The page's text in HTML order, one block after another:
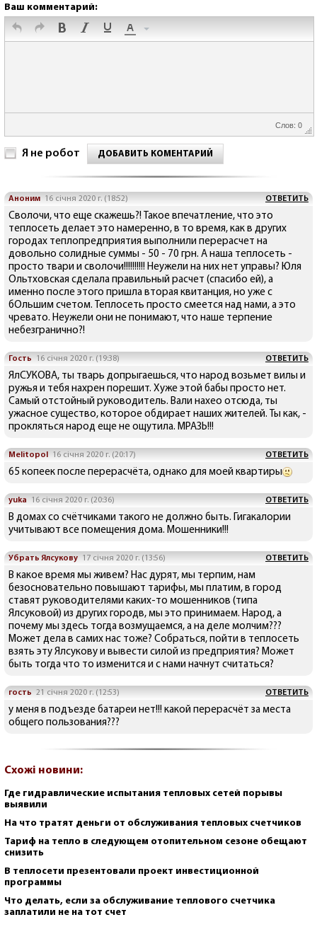
Ваш комментарий:
Слов: 0
Я не робот ДОБАВИТЬ КОМЕНТАРИЙ
Аноним 16 січня 2020 г. (18:52) ОТВЕТИТЬ
Сволочи, что еще скажешь?! Такое впечатление, что это
теплосеть делает это намеренно, в то время, как в других
городах теплопредприятия выполнили перерасчет на
довольно солидные суммы - 50 - 70 грн. А наша теплосеть -
просто твари и сволочи!!!!!!!!!! Неужели на них нет управы? Юля
Ольтховская сделала правильный расчет (спасибо ей), а
именно после этого пришла вторая квитанция, но уже с
бОльшим счетом. Теплосеть просто смеется над нами, а это
чревато. Неужели они не понимают, что наше терпение
небезгранично?!
Гость 16 січня 2020 г. (19:38) ОТВЕТИТЬ
ЯлСУКОВА, ты тварь допрыгаешься, что народ возьмет вилы и
ружья и тебя нахрен порешит. Хуже этой бабы просто нет.
Самый отстойный руководитель. Вали нахео отсюда, ты
ужасное существо, которое обдирает наших жителей. Ты как, -
прокляться народ еще не ощутила. МРАЗЬ!!!
Melitopol 16 січня 2020 г. (20:17) ОТВЕТИТЬ
65 копеек после перерасчёта, однако для моей квартиры
yuka 16 січня 2020 г. (20:36) ОТВЕТИТЬ
В домах со счётчиками такого не должно быть. Гигакалории
учитывают все помещения дома. Мошенники!!!
Убрать Ялсукову 17 січня 2020 г. (13:56) ОТВЕТИТЬ
В какое время мы живем? Нас дурят, мы терпим, нам
безосновательно повышают тарифы, мы платим, в город
ставят руководителями каких-то мошенников (типа
Ялсуковой) из других городв, мы это принимаем. Народ, а
почему мы здесь тогда возмущаемся, а на деле молчим???
Может дела в самих нас тоже? Собраться, пойти в теплосеть
взять эту Ялсукову и вывести силой из предприятия? Может
быть тогда что то изменится и с нами начнут считаться?
гость 21 січня 2020 г. (12:53) ОТВЕТИТЬ
у меня в подъезде батареи нет!!! какой перерасчёт за места
общего пользования???
Схожі новини:
Где гидравлические испытания тепловых сетей порывы
выявили
На что тратят деньги от обслуживания тепловых счетчиков
Тариф на тепло в следующем отопительном сезоне обещают
снизить
В теплосети презентовали проект инвестиционной
программы
Что делать, если за обслуживание теплового счетчика
заплатили не на тот счет